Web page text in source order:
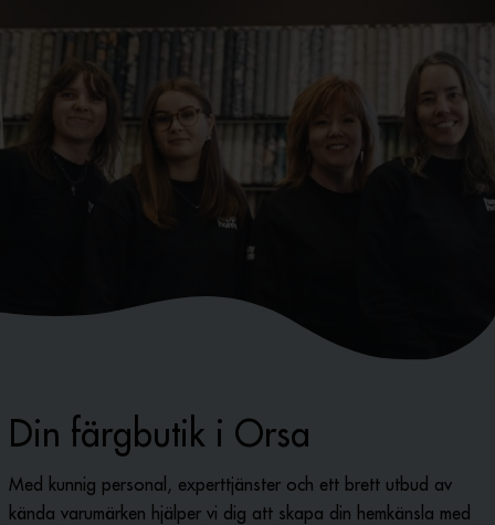
Din färgbutik i Orsa
Med kunnig personal, experttjänster och ett brett utbud av
kända varumärken hjälper vi dig att skapa din hemkänsla med